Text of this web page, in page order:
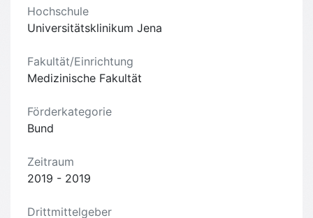
Hochschule
Universitätsklinikum Jena
Fakultät/Einrichtung
Medizinische Fakultät
Förderkategorie
Bund
Zeitraum
2019 - 2019
Drittmittelgeber